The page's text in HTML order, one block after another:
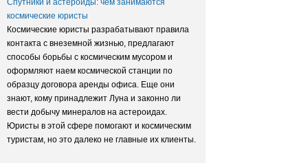
Спутники и астероиды: чем занимаются
космические юристы
Космические юристы разрабатывают правила
контакта с внеземной жизнью, предлагают
способы борьбы с космическим мусором и
оформляют наем космической станции по
образцу договора аренды офиса. Еще они
знают, кому принадлежит Луна и законно ли
вести добычу минералов на астероидах.
Юристы в этой сфере помогают и космическим
туристам, но это далеко не главные их клиенты.